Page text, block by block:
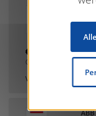
von
€0.00
exkl. MwSt. und
Von